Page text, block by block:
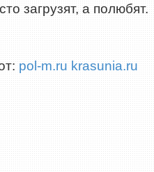
загрузят, а полюбят.
pol-m.ru krasunia.ru